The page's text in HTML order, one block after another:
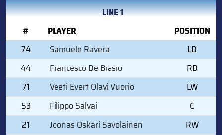
LINE 1
#
PLAYER
POSITION
74
Samuele Ravera
LD
44
Francesco De Biasio
RD
71
Veeti Evert Olavi Vuorio
LW
53
Filippo Salvai
C
21
Joonas Oskari Savolainen RW